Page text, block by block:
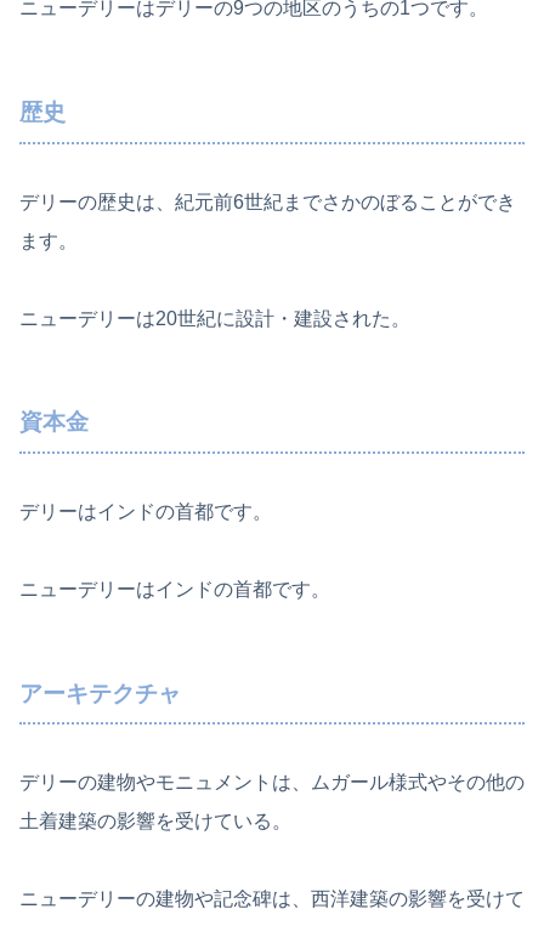
ニューデリーはデリーの9つの地区のうちの1つです。
歴史
デリーの歴史は、紀元前6世紀までさかのぼることができ
ます。
ニューデリーは20世紀に設計・建設された。
資本金
デリーはインドの首都です。
ニューデリーはインドの首都です。
アーキテクチャ
デリーの建物やモニュメントは、ムガール様式やその他の
土着建築の影響を受けている。
ニューデリーの建物や記念碑は、西洋建築の影響を受けて